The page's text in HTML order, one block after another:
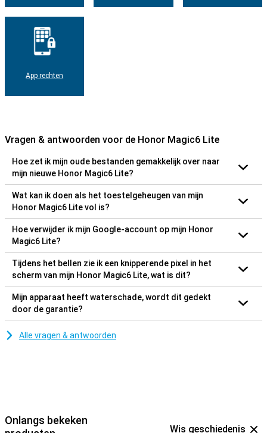
App rechten
Vragen & antwoorden voor de Honor Magic6 Lite
Hoe zet ik mijn oude bestanden gemakkelijk over naar
mijn nieuwe Honor Magic6 Lite?
Wat kan ik doen als het toestelgeheugen van mijn
Honor Magic6 Lite vol is?
Hoe verwijder ik mijn Google-account op mijn Honor
Magic6 Lite?
Tijdens het bellen zie ik een knipperende pixel in het
scherm van mijn Honor Magic6 Lite, wat is dit?
Mijn apparaat heeft waterschade, wordt dit gedekt
door de garantie?
Alle vragen & antwoorden
Onlangs bekeken
Wis geschiedenis